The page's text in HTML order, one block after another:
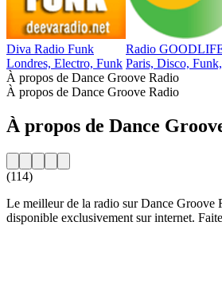
Diva Radio Funk
Londres, Electro, Funk
Radio
Paris, Disco,
À propos de Dance Groove Radio
À propos de Dance Groove Radio
À propos de Dance
(114)
Le meilleur de la radio sur Dance Groove
disponible exclusivement sur internet.